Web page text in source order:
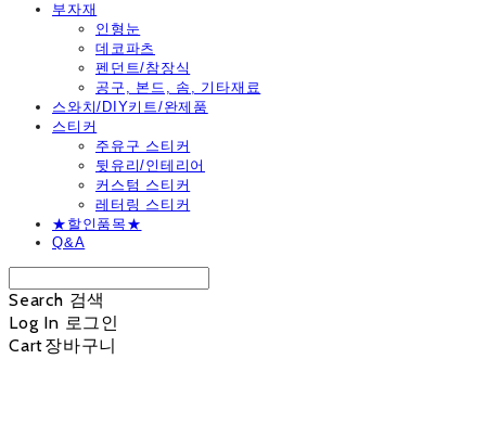
부자재
인형눈
데코파츠
펜던트/참장식
공구, 본드, 솜, 기타재료
스와치/DIY키트/완제품
스티커
주유구 스티커
뒷유리/인테리어
커스텀 스티커
레터링 스티커
★할인품목★
Q&A
Search 검색
Log In 로그인
Cart장바구니